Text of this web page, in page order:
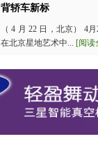
背轿车新标
（ 4 月 22 日，北京） 4
在北京星地艺术中... [阅读